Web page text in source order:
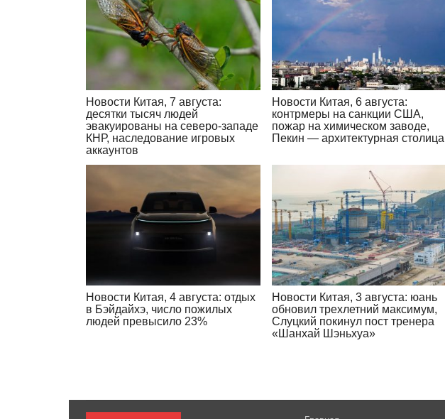
Новости Китая, 7 августа:
десятки тысяч людей
эвакуированы на северо-западе
КНР, наследование игровых
аккаунтов
Новости Китая, 6 августа:
контрмеры на санкции США,
пожар на химическом заводе,
Пекин — архитектурная столица
Новости Китая, 4 августа: отдых
в Бэйдайхэ, число пожилых
людей превысило 23%
Новости Китая, 3 августа: юань
обновил трехлетний максимум,
Слуцкий покинул пост тренера
«Шанхай Шэньхуа»